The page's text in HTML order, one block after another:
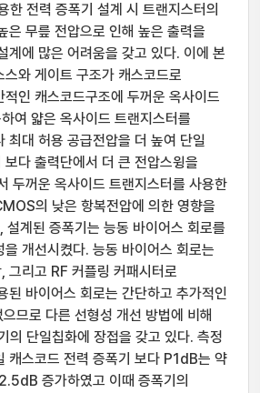
한 전력 증폭기 설계 시 트랜지스터의
은 무릎 전압으로 인해 높은 출력을
계에 많은 어려움을 갖고 있다. 이에 본
와 게이트 구조가 캐스코드로
인 캐스코드구조에 두꺼운 옥사이드
여 얇은 옥사이드 트랜지스터를
최대 허용 공급전압을 더 높여 단일
다 출력단에서 더 큰 전압스윙을
두꺼운 옥사이드 트랜지스터를 사용한
의 낮은 항복전압에 의한 영향을
설계된 증폭기는 능동 바이어스 회로를
을 개선시켰다. 능동 바이어스 회로는
그리고 RF 커플링 커패시터로
된 바이어스 회로는 간단하고 추가적인
므로 다른 선형성 개선 방법에 비해
의 단일칩화에 장접을 갖고 있다. 측정
캐스코드 전력 증폭기 보다 P1dB는 약
증가하였고 이때 증폭기의